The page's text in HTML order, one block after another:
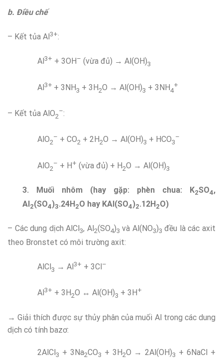
b. Điều chế
– Kết tủa Al 3+:
Al 3+ + 3OH – (vừa đủ) → Al(OH)3
Al3+ + 3NH3 + 3H2O → Al(OH)3 + 3NH4
+
– Kết tủa AlO2­
–:
AlO2
– + CO2 + 2H2O → Al(OH)3 + HCO3
–
AlO2
– + H+ (vừa đủ) + H2O → Al(OH)3
3. Muối nhôm (hay gặp: phèn chua: K2SO4,
Al2(SO4)3.24H2O hay KAl(SO4)2.12H2O)
– Các dung dịch AlCl3, Al2(SO4)3 và Al(NO3)3 đều là các axit
theo Bronstet có môi trường axit:
AlCl 3 → Al 3+ + 3Cl –
Al 3+ + 3H2O ↔ Al(OH)3 + 3H +
→ Giải thích được sự thủy phân của muối Al trong các dung
dịch có tính bazơ:
2AlCl 3 + 3Na2CO3 + 3H2O → 2Al(OH)3 + 6NaCl +